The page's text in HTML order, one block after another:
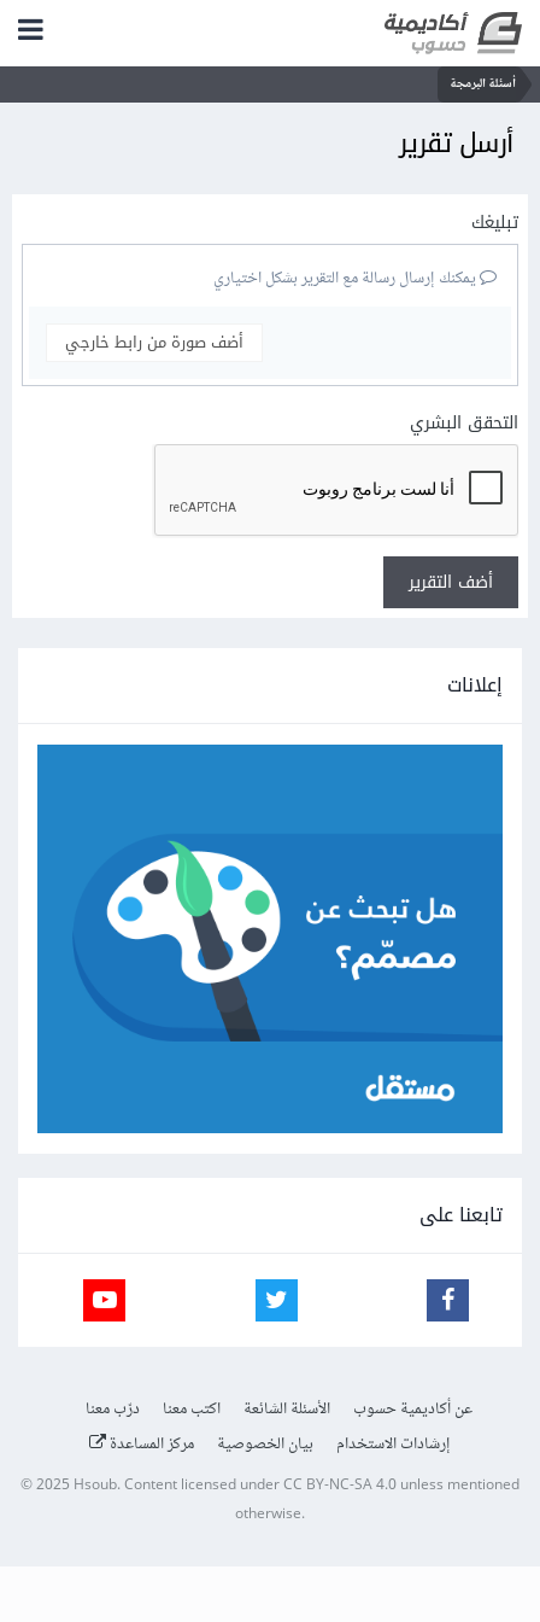
أسئلة البرمجة
أرسل تقرير
تبليغك
يمكنك إرسال رسالة مع التقرير بشكل اختياري
أضف صورة من رابط خارجي
التحقق البشري
أضف التقرير
إعلانات
تابعنا على
عن أكاديمية حسوب الأسئلة الشائعة اكتب معنا
درّب معنا
إرشادات الاستخدام
بيان الخصوصية مركز المساعدة
© 2025 Hsoub.Content licensed underCC BY-NC-SA 4.0unless mentioned
otherwise.